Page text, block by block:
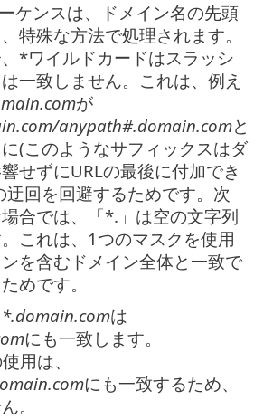
ケンスは、ドメイン名の先頭
特殊な方法で処理されます。
*ワイルドカードはスラッシ
一致しません。これは、例え
が
anypath#.domain.comと
(このようなサフィックスはダ
せずにURLの最後に付加でき
迂回を回避するためです。次
合では、「*.」は空の文字列
これは、1つのマスクを使用
を含むドメイン全体と一致で
めです。
*.domain.comは
にも一致します。
用は、
にも一致するため、
。